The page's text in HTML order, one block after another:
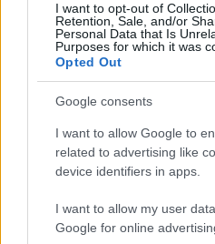
I want to opt-out of
Retention, Sale, and/or
Personal Data that Is
Purposes for which it was
Opted Out
Google consents
I want to allow Google to
related to advertising like
device identifiers in apps.
I want to allow my user
Google for online
kiszerelés. Jelenleg egyik
Alive 6: Last Round
39,99 euróért (~ 14 000
ingyenes, Core Fighters
és karakterfelhozatallal.
Az átállás nem lesz
Lesznek bizonyos DLC-k,
kiadásban is azok
megvásárolták az alap